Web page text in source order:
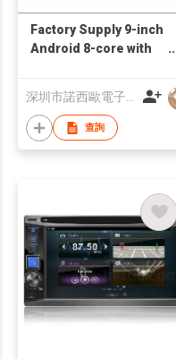
Factory Supply 9-inch
Android 8-core with
查詢